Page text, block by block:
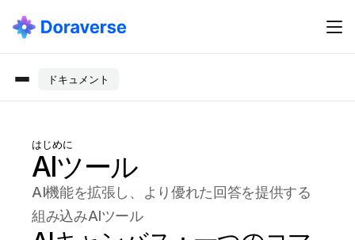
はじめに
AIツール
AI機能を拡張し、より優れた回答を提供する
組み込みAIツール
ドキュメント